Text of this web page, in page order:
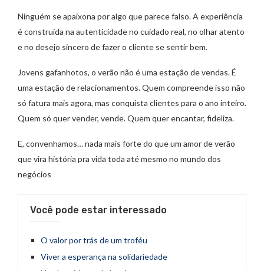
Ninguém se apaixona por algo que parece falso. A experiência
é construída na autenticidade no cuidado real, no olhar atento
e no desejo sincero de fazer o cliente se sentir bem.
Jovens gafanhotos, o verão não é uma estação de vendas. É
uma estação de relacionamentos. Quem compreende isso não
só fatura mais agora, mas conquista clientes para o ano inteiro.
Quem só quer vender, vende. Quem quer encantar, fideliza.
E, convenhamos… nada mais forte do que um amor de verão
que vira história pra vida toda até mesmo no mundo dos
negócios
Você pode estar interessado
O valor por trás de um troféu
Viver a esperança na solidariedade